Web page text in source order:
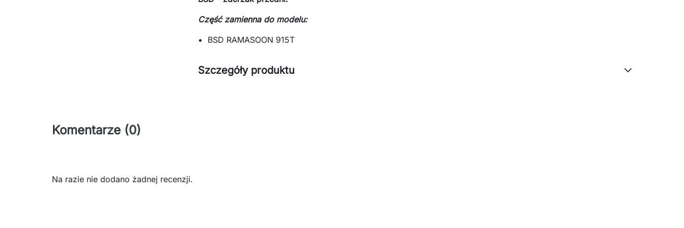
Część zamienna do modelu:
BSD RAMASOON 915T
Szczegóły produktu
Komentarze (0)
Na razie nie dodano żadnej recenzji.